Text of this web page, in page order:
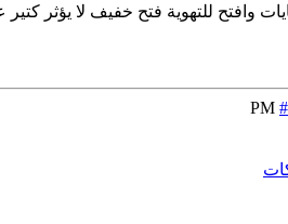
وافتح للتهوية فتح خفيف لا يؤثر كتير